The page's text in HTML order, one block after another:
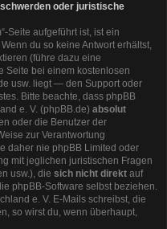
oder juristische
Seite aufgeführt ist, ist ein
du so keine Antwort erhältst,
(führe dazu eine
Seite bei einem kostenlosen
usw. liegt — den Support oder
Bitte beachte, dass phpBB
e. V. (phpBB.de) absolut
oder die Benutzer der
zur Verantwortung
daher nie phpBB Limited oder
mit jeglichen juristischen Fragen
usw.), die sich nicht direkt auf
phpBB-Software selbst beziehen.
e. V. E-Mails schreibst, die
so wirst du, wenn überhaupt,